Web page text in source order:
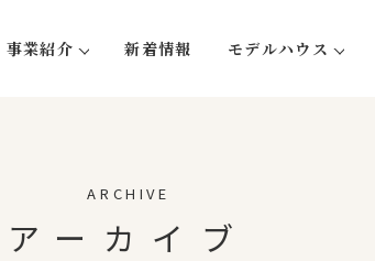
事業紹介
不動産事業
新着情報 モデルハウス
ARCHIVE
アーカイブ